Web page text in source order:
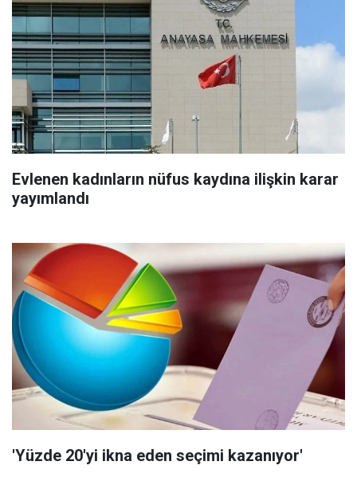
Evlenen kadınların nüfus kaydına ilişkin karar
yayımlandı
'Yüzde 20'yi ikna eden seçimi kazanıyor'